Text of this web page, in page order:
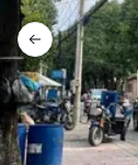
Previous slide